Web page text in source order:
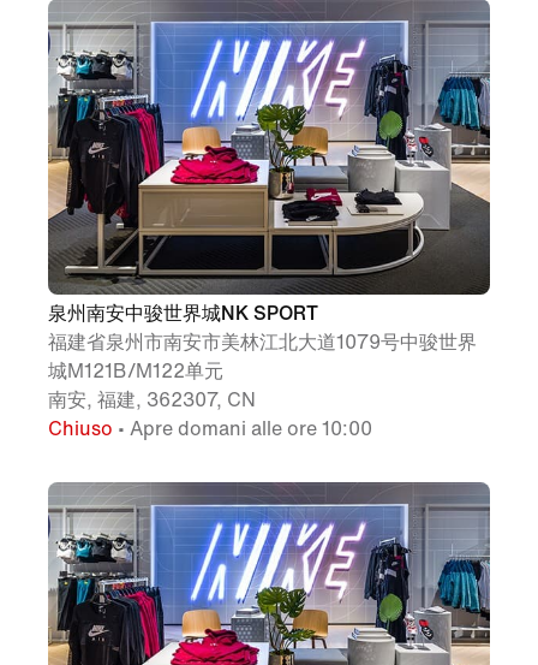
泉州南安中骏世界城NK SPORT
福建省泉州市南安市美林江北大道1079号中骏世界
城M121B/M122单元
南安, 福建, 362307, CN
Chiuso • Apre domani alle ore 10:00